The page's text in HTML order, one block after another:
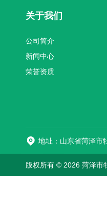
关于我们
公司简介
新闻中心
荣誉资质
地址：山东省菏泽市
版权所有 © 2026 菏泽市